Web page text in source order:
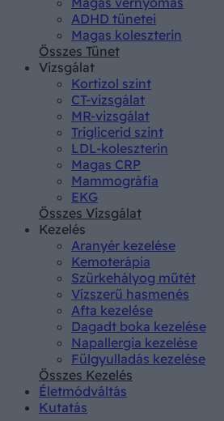
ADHD tünetei
Magas koleszterin
Összes Tünet
Vizsgálat
Kortizol szint
CT-vizsgálat
MR-vizsgálat
Triglicerid szint
LDL-koleszterin
Magas CRP
Mammográfia
EKG
Összes Vizsgálat
Kezelés
Aranyér kezelése
Kemoterápia
Szürkehályog műtét
Vízszerű hasmenés
Afta kezelése
Dagadt boka kezelése
Napallergia kezelése
Fülgyulladás kezelése
Összes Kezelés
Életmódváltás
Kutatás